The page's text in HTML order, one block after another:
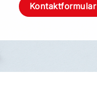
Kontaktformular